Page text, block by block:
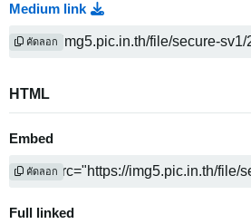
Medium link
คัดลอก
HTML
Embed
คัดลอก
Full linked